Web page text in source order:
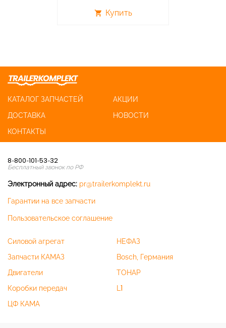
shopping_cart Купить
КАТАЛОГ ЗАПЧАСТЕЙ
АКЦИИ
ДОСТАВКА
НОВОСТИ
КОНТАКТЫ
8-800-101-53-32
Бесплатный звонок по РФ
Электронный адрес: pr@trailerkomplekt.ru
Гарантии на все запчасти
Пользовательское соглашение
Силовой агрегат
Запчасти КАМАЗ
Двигатели
Коробки передач
ЦФ КАМА
НЕФАЗ
Bosch, Германия
ТОНАР
L1